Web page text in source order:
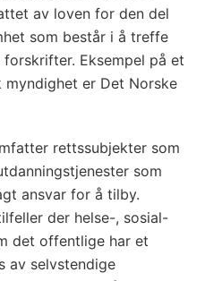
av loven for den del
som består i å treffe
Eksempel på et
er Det Norske
rettssubjekter som
som
ansvar for å tilby.
der helse-, sosial-
det offentlige har et
av selvstendige